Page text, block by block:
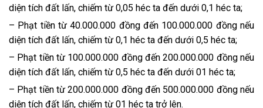
diện tích đất lấn, chiếm từ 0,05 héc ta đến dưới 0,1 héc ta;
– Phạt tiền từ 40.000.000 đồng đến 100.000.000 đồng nếu
diện tích đất lấn, chiếm từ 0,1 héc ta đến dưới 0,5 héc ta;
– Phạt tiền từ 100.000.000 đồng đến 200.000.000 đồng nếu
diện tích đất lấn, chiếm từ 0,5 héc ta đến dưới 01 héc ta;
– Phạt tiền từ 200.000.000 đồng đến 500.000.000 đồng nếu
diện tích đất lấn, chiếm từ 01 héc ta trở lên.